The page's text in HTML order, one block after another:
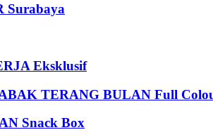
Surabaya
Eksklusif
TERANG BULAN Full
Snack Box